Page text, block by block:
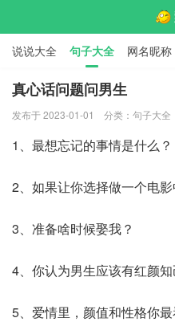
说说大全 句子大全 网名昵称
标语口号 签名大全
真心话问题问男生
发布于 2023-01-01 分类： 句子大全
1、最想忘记的事情是什么？
2、如果让你选择做一个电
3、准备啥时候娶我？
4、你认为男生应该有红颜知
5、爱情里，颜值和性格你最